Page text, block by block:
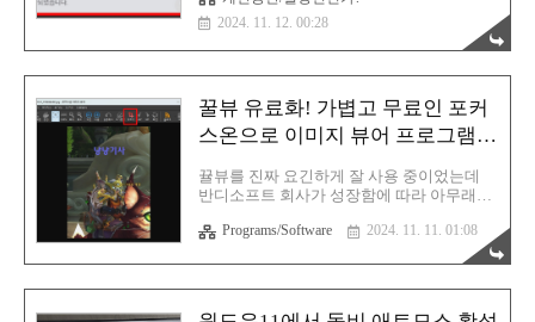
크가 담긴 제품 후기글 : TOSTORY3. 강좌글
: TOSTOR..
멤버들 때문! 아시나요? 신천지 식구분들은
꽤 다양한 SNS에서 활동을 하고 있습니다.
자신들의 이익을 위해 쌩판 모르는 남들을
모셔가기 위해 눈에 불을 켜고 있어요. 구글
두룩하게 나옵니다. 신천지에 몸 담는 이유
신천지의 집단성은 상상을 초월합니다. 저들
한 사업가들입니다. 과거에 네트워크마케팅
을 했었던 저였기에 저들은 왜 말 많고 탈 많
게 사람들을 모집하는건지 잘 알고 있습니
2024. 11. 12. 00:28
꿀뷰 유료화! 가볍고 무료인 포커
스온으로 이미지 뷰어 프로그램
뀰뷰를 진짜 요긴하게 잘 사용 중이었는데
반디소프트 회사가 성장함에 따라 아무래도
다. 사실 가격이 크지 않다면 얼마든지 유료
버전으로 구매할 생각이었는데 이거 생각보
요. 물론 무료 버전으로 사용이 가능하긴 하
지만 광고 및 잦은 유료 독촉 때문에 신경이
Programs/Software 2024. 11. 11. 01:08